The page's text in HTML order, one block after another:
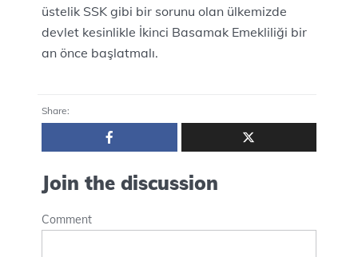
üstelik SSK gibi bir sorunu olan ülkemizde
devlet kesinlikle İkinci Basamak Emekliliği bir
an önce başlatmalı.
Share:
Join the discussion
Comment